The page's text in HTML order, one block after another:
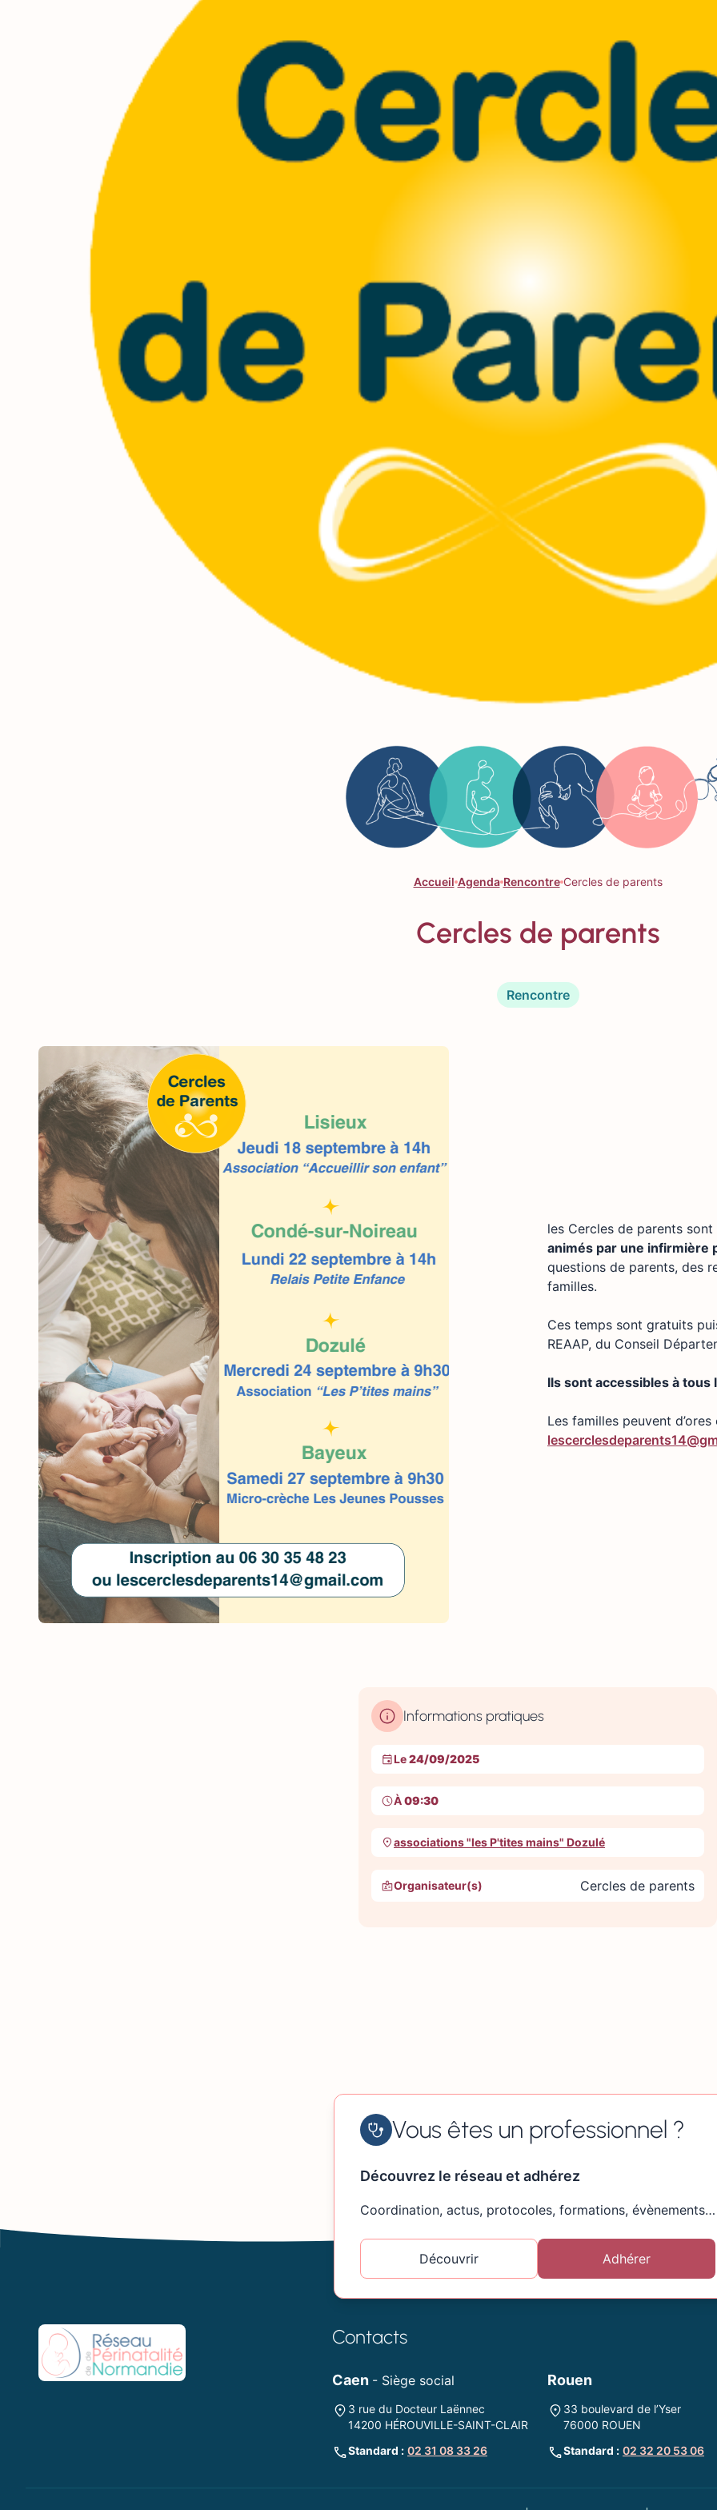
Accueil Agenda Rencontre Cercles de parents
Cercles de parents
Rencontre
les Cercles de parents sont
animés par une infirmière
questions de parents, des
familles.
Ces temps sont gratuits
REAAP, du Conseil
Ils sont accessibles à
Les familles peuvent
Informations pratiques
Le24/09/2025
À09:30
associations "les P'tites mains" Dozulé
Organisateur(s) Cercles de parents
Vous êtes un professionnel ?
Découvrez le réseau et adhérez
Coordination, actus, protocoles, formations, évènements…
Découvrir Adhérer
Contacts
Caen - Siège social
3 rue du Docteur Laënnec
14200 HÉROUVILLE-SAINT-CLAIR
Standard : 02 31 08 33 26
Rouen
33 boulevard de l’Yser
76000 ROUEN
Standard : 02 32 20 53 06